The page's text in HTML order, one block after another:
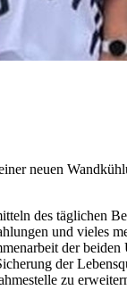
neuen
des täglichen
und
der
der
zu